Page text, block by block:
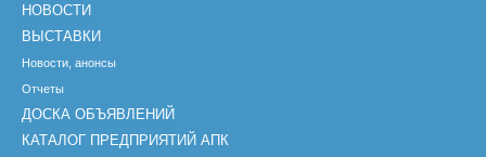
НОВОСТИ
ВЫСТАВКИ
Новости, анонсы
Отчеты
ДОСКА ОБЪЯВЛЕНИЙ
КАТАЛОГ ПРЕДПРИЯТИЙ АПК